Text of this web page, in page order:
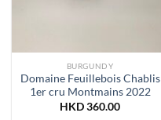
BURGUNDY
Domaine Feuillebois Chablis
1er cru Montmains 2022
HKD360.00